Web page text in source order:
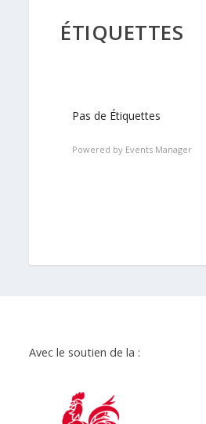
ÉTIQUETTES
Pas de Étiquettes
Powered by Events Manager
Avec le soutien de la :